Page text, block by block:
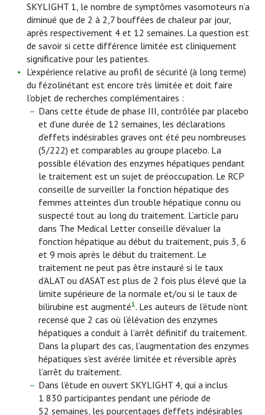
SKYLIGHT 1, le nombre de symptômes vasomoteurs n’a
diminué que de 2 à 2,7 bouffées de chaleur par jour,
après respectivement 4 et 12 semaines. La question est
de savoir si cette différence limitée est cliniquement
significative pour les patientes.
L’expérience relative au profil de sécurité (à long terme)
du fézolinétant est encore très limitée et doit faire
l’objet de recherches complémentaires :
Dans cette étude de phase III, contrôlée par placebo
et d’une durée de 12 semaines, les déclarations
d’effets indésirables graves ont été peu nombreuses
(5/222) et comparables au groupe placebo. La
possible élévation des enzymes hépatiques pendant
le traitement est un sujet de préoccupation. Le RCP
conseille de surveiller la fonction hépatique des
femmes atteintes d’un trouble hépatique connu ou
suspecté tout au long du traitement. L’article paru
dans The Medical Letter conseille d’évaluer la
fonction hépatique au début du traitement, puis 3, 6
et 9 mois après le début du traitement. Le
traitement ne peut pas être instauré si le taux
d’ALAT ou d’ASAT est plus de 2 fois plus élevé que la
limite supérieure de la normale et/ou si le taux de
bilirubine est augmenté1. Les auteurs de l’étude n’ont
recensé que 2 cas où l’élévation des enzymes
hépatiques a conduit à l’arrêt définitif du traitement.
Dans la plupart des cas, l’augmentation des enzymes
hépatiques s’est avérée limitée et réversible après
l’arrêt du traitement.
Dans l’étude en ouvert SKYLIGHT 4, qui a inclus
1 830 participantes pendant une période de
52 semaines, les pourcentages d’effets indésirables